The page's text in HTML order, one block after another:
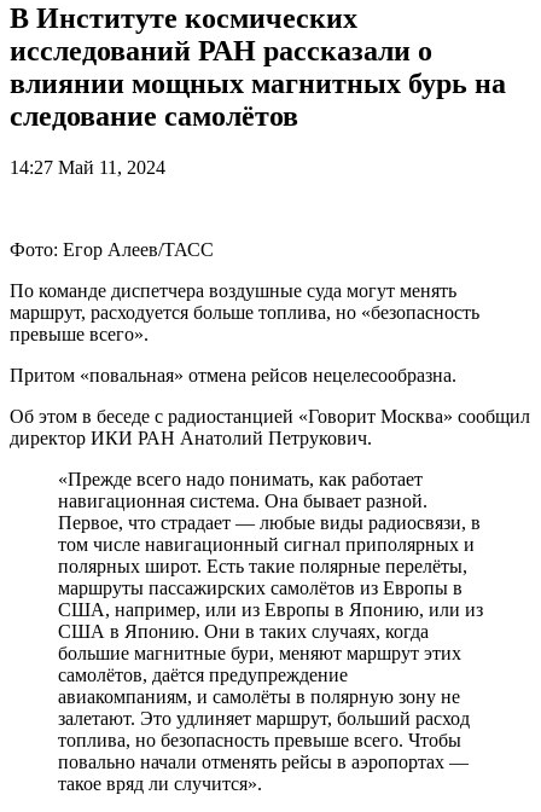
В Институте космических
исследований РАН рассказали о
влиянии мощных магнитных бурь на
следование самолётов
14:27 Май 11, 2024
Фото: Егор Алеев/ТАСС
По команде диспетчера воздушные суда могут менять
маршрут, расходуется больше топлива, но «безопасность
превыше всего».
Притом «повальная» отмена рейсов нецелесообразна.
Об этом в беседе с радиостанцией «Говорит Москва» сообщил
директор ИКИ РАН Анатолий Петрукович.
«Прежде всего надо понимать, как работает
навигационная система. Она бывает разной.
Первое, что страдает — любые виды радиосвязи, в
том числе навигационный сигнал приполярных и
полярных широт. Есть такие полярные перелёты,
маршруты пассажирских самолётов из Европы в
США, например, или из Европы в Японию, или из
США в Японию. Они в таких случаях, когда
большие магнитные бури, меняют маршрут этих
самолётов, даётся предупреждение
авиакомпаниям, и самолёты в полярную зону не
залетают. Это удлиняет маршрут, больший расход
топлива, но безопасность превыше всего. Чтобы
повально начали отменять рейсы в аэропортах —
такое вряд ли случится».